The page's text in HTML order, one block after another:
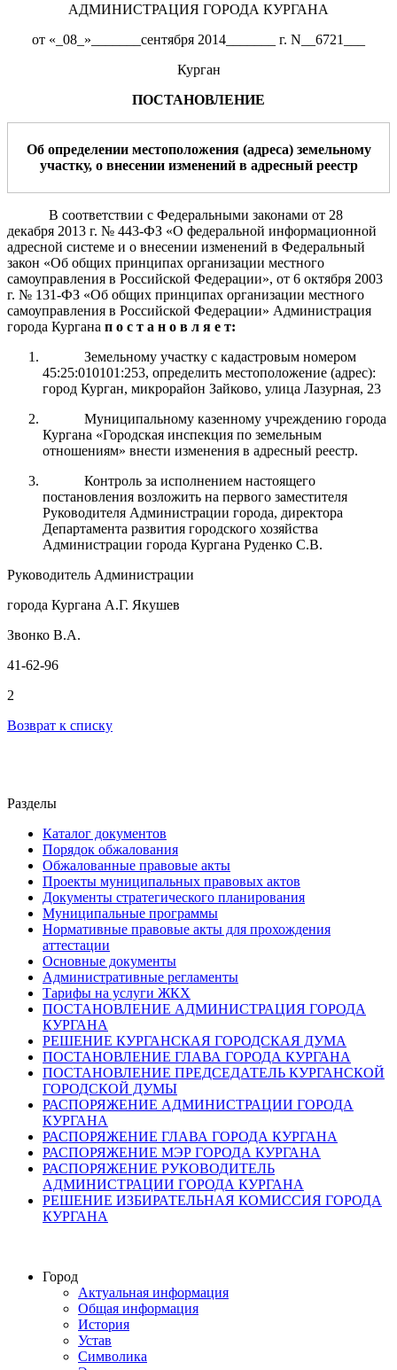
АДМИНИСТРАЦИЯ ГОРОДА КУРГАНА
от «_08_»_______сентября 2014_______ г. N__6721___
Курган
ПОСТАНОВЛЕНИЕ
Об определенииместоположения (адреса) земельному
участку, о внесении изменений в адресный реестр
В соответствии с Федеральными законами от 28
декабря 2013 г. № 443-ФЗ «О федеральной информационной
адресной системе и о внесении изменений в Федеральный
закон «Об общих принципах организации местного
самоуправления в Российской Федерации», от 6 октября 2003
г. № 131-ФЗ «Об общих принципах организации местного
самоуправления в Российской Федерации» Администрация
города Кургана п о с т а н о в л я е т:
Земельному участку с кадастровым номером
45:25:010101:253, определить местоположение (адрес):
город Курган, микрорайон Зайково, улица Лазурная, 23
Муниципальному казенному учреждению города
Кургана «Городская инспекция по земельным
отношениям» внести изменения в адресный реестр.
Контроль за исполнением настоящего
постановления возложить на первого заместителя
Руководителя Администрации города, директора
Департамента развития городского хозяйства
Администрации города Кургана Руденко С.В.
Руководитель Администрации
города Кургана А.Г. Якушев
Звонко В.А.
41-62-96
2
Возврат к списку
Разделы
Каталог документов
Порядок обжалования
Обжалованные правовые акты
Проекты муниципальных правовых актов
Документы стратегического планирования
Муниципальные программы
Нормативные правовые акты для прохождения
аттестации
Основные документы
Административные регламенты
Тарифы на услуги ЖКХ
ПОСТАНОВЛЕНИЕ АДМИНИСТРАЦИЯ ГОРОДА
КУРГАНА
РЕШЕНИЕ КУРГАНСКАЯ ГОРОДСКАЯ ДУМА
ПОСТАНОВЛЕНИЕ ГЛАВА ГОРОДА КУРГАНА
ПОСТАНОВЛЕНИЕ ПРЕДСЕДАТЕЛЬ КУРГАНСКОЙ
ГОРОДСКОЙ ДУМЫ
РАСПОРЯЖЕНИЕ АДМИНИСТРАЦИИ ГОРОДА
КУРГАНА
РАСПОРЯЖЕНИЕ ГЛАВА ГОРОДА КУРГАНА
РАСПОРЯЖЕНИЕ МЭР ГОРОДА КУРГАНА
РАСПОРЯЖЕНИЕ РУКОВОДИТЕЛЬ
АДМИНИСТРАЦИИ ГОРОДА КУРГАНА
РЕШЕНИЕ ИЗБИРАТЕЛЬНАЯ КОМИССИЯ ГОРОДА
КУРГАНА
Город
Актуальная информация
Общая информация
История
Устав
Символика